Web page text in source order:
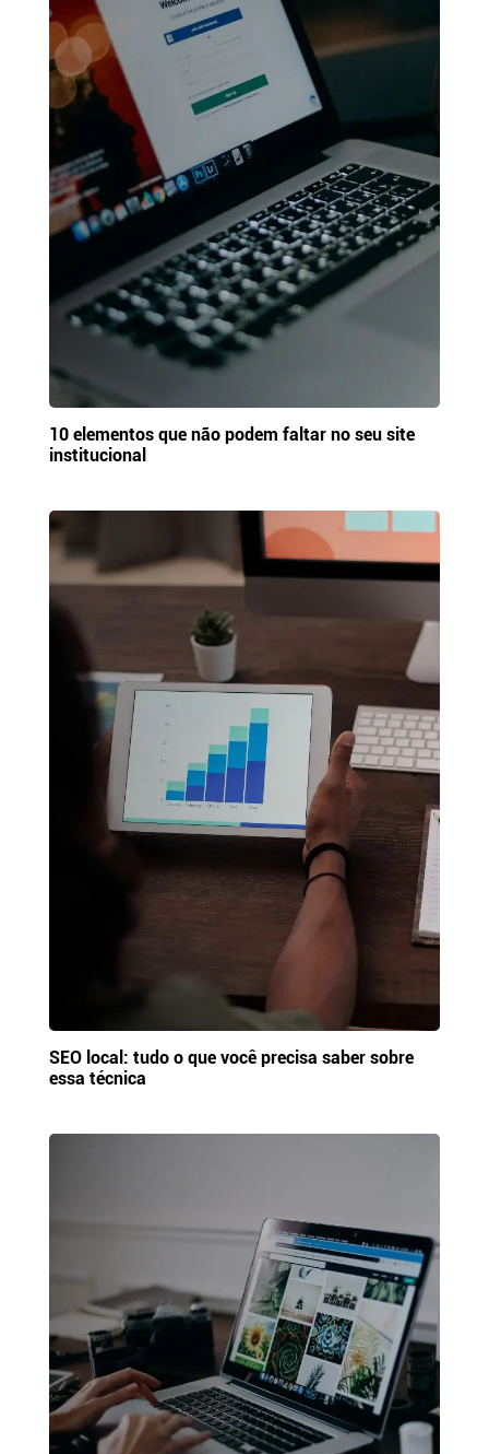
10 elementos que não podem faltar no seu site
institucional
SEO local: tudo o que você precisa saber sobre
essa técnica